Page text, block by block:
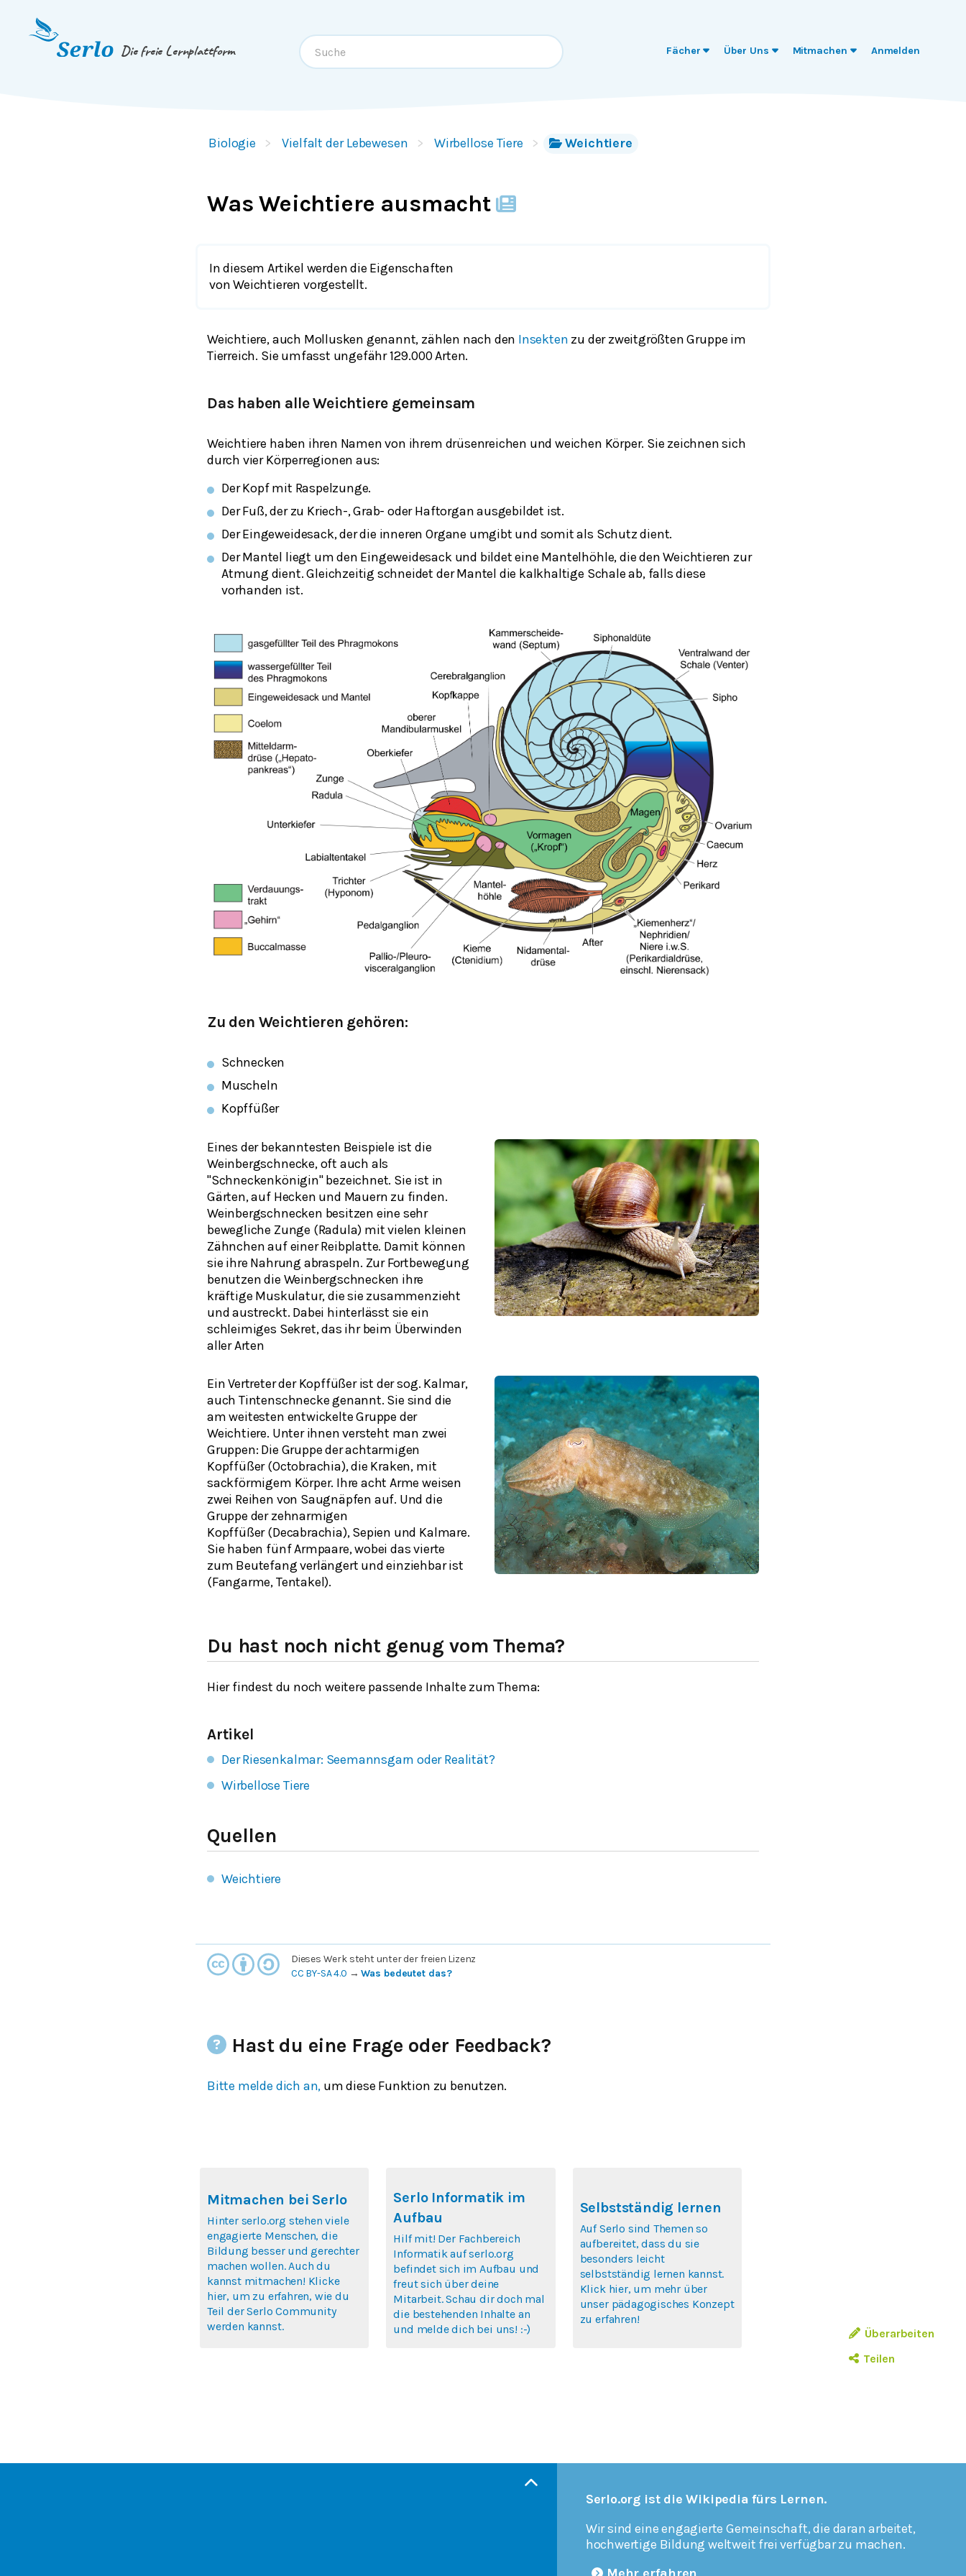
Springe zum
Die freie Lernplattform Fächer Über Uns Mitmachen Anmelden
Biologie Vielfalt der Lebewesen Wirbellose Tiere Weichtiere
Was Weichtiere ausmacht
In diesem Artikel werden die Eigenschaften
von Weichtieren vorgestellt.
Weichtiere, auch Mollusken genannt, zählen nach den Insekten zu der zweitgrößten Gruppe im
Tierreich. Sie umfasst ungefähr 129.000 Arten.
Das haben alle Weichtiere gemeinsam
Weichtiere haben ihren Namen von ihrem drüsenreichen und weichen Körper. Sie zeichnen sich
durch vier Körperregionen aus:
Der Kopf mit Raspelzunge.
Der Fuß, der zu Kriech-, Grab- oder Haftorgan ausgebildet ist.
Der Eingeweidesack, der die inneren Organe umgibt und somit als Schutz dient.
Der Mantel liegt um den Eingeweidesack und bildet eine Mantelhöhle, die den Weichtieren zur
Atmung dient. Gleichzeitig schneidet der Mantel die kalkhaltige Schale ab, falls diese
vorhanden ist.
Zu den Weichtieren gehören:
Schnecken
Muscheln
Kopffüßer
Eines der bekanntesten Beispiele ist die
Weinbergschnecke, oft auch als
"Schneckenkönigin" bezeichnet. Sie ist in
Gärten, auf Hecken und Mauern zu finden.
Weinbergschnecken besitzen eine sehr
bewegliche Zunge (Radula) mit vielen kleinen
Zähnchen auf einer Reibplatte. Damit können
sie ihre Nahrung abraspeln. Zur Fortbewegung
benutzen die Weinbergschnecken ihre
kräftige Muskulatur, die sie zusammenzieht
und austreckt. Dabei hinterlässt sie ein
schleimiges Sekret, das ihr beim Überwinden
aller Arten
Ein Vertreter der Kopffüßer ist der sog. Kalmar,
auch Tintenschnecke genannt. Sie sind die
am weitesten entwickelte Gruppe der
Weichtiere. Unter ihnen versteht man zwei
Gruppen: Die Gruppe der achtarmigen
Kopffüßer(Octobrachia), die Kraken, mit
sackförmigem Körper. Ihre acht Arme weisen
zwei Reihen von Saugnäpfen auf. Und die
Gruppe der zehnarmigen
Kopffüßer(Decabrachia), Sepien und Kalmare.
Sie haben fünf Armpaare, wobei das vierte
zum Beutefang verlängert und einziehbar ist
(Fangarme, Tentakel).
Du hast noch nicht genug vom Thema?
Hier findest du noch weitere passende Inhalte zum Thema:
Artikel
Der Riesenkalmar: Seemannsgarn oder Realität?
Wirbellose Tiere
Quellen
Weichtiere
Überarbeiten
Teilen
Dieses Werk steht unter der freien Lizenz
CC BY-SA 4.0 →Was bedeutet das?
Hast du eine Frage oder Feedback?
Bitte melde dich an, um diese Funktion zu benutzen.
Mitmachen bei Serlo
Hinter serlo.org stehen viele
engagierte Menschen, die
Bildung besser und gerechter
machen wollen. Auch du
kannst mitmachen! Klicke
hier, um zu erfahren, wie du
Teil der Serlo Community
werden kannst.
Serlo Informatik im
Aufbau
Hilf mit! Der Fachbereich
Informatik auf serlo.org
befindet sich im Aufbau und
freut sich über deine
Mitarbeit. Schau dir doch mal
die bestehenden Inhalte an
und melde dich bei uns! :-)
Selbstständig lernen
Auf Serlo sind Themen so
aufbereitet, dass du sie
besonders leicht
selbstständig lernen kannst.
Klick hier, um mehr über
unser pädagogisches Konzept
zu erfahren!
Serlo.org ist die Wikipedia fürs Lernen.
Wir sind eine engagierte Gemeinschaft, die daran arbeitet,
hochwertige Bildung weltweit frei verfügbar zu machen.